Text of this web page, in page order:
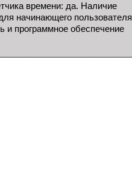
времени: да. Наличие
начинающего пользователя
и программное обеспечение